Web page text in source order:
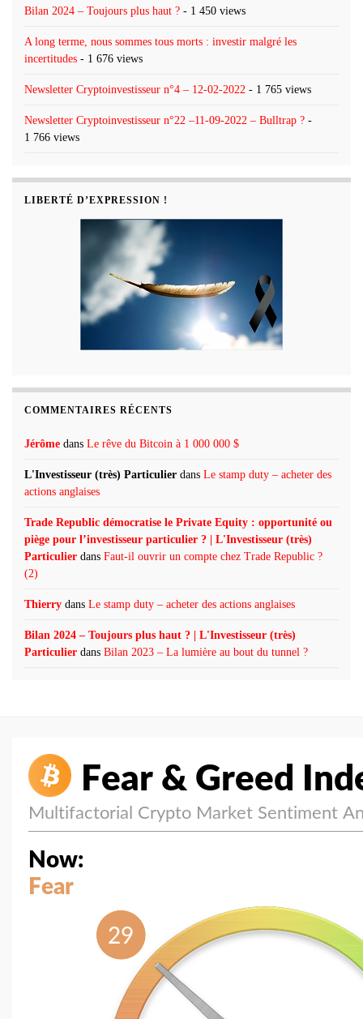
Bilan 2024 – Toujours plus haut ? - 1 450 views
A long terme, nous sommes tous morts : investir malgré les
incertitudes - 1 676 views
Newsletter Cryptoinvestisseur n°4 – 12-02-2022 - 1 765 views
Newsletter Cryptoinvestisseur n°22 –11-09-2022 – Bulltrap ? -
1 766 views
LIBERTÉ D’EXPRESSION !
COMMENTAIRES RÉCENTS
Jérôme dans Le rêve du Bitcoin à 1 000 000 $
L'Investisseur (très) Particulier dans Le stamp duty – acheter des
actions anglaises
Trade Republic démocratise le Private Equity : opportunité ou
piège pour l’investisseur particulier ? | L'Investisseur (très)
Particulier dans Faut-il ouvrir un compte chez Trade Republic ?
(2)
Thierry dans Le stamp duty – acheter des actions anglaises
Bilan 2024 – Toujours plus haut ? | L'Investisseur (très)
Particulier dans Bilan 2023 – La lumière au bout du tunnel ?